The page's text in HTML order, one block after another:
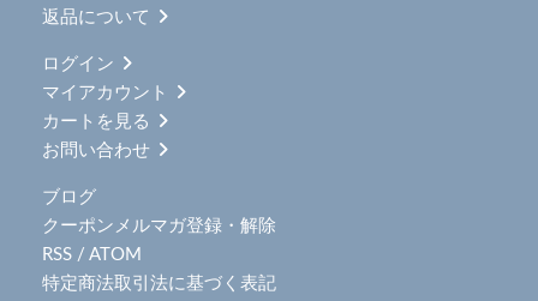
返品について
ログイン
マイアカウント
カートを見る
お問い合わせ
ブログ
クーポンメルマガ登録・解除
RSS / ATOM
特定商法取引法に基づく表記